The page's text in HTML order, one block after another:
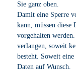
Sie ganz oben.
Damit eine Sperre
kann, müssen
vorgehalten
verlangen, soweit
besteht. Soweit
Daten auf Wunsch.